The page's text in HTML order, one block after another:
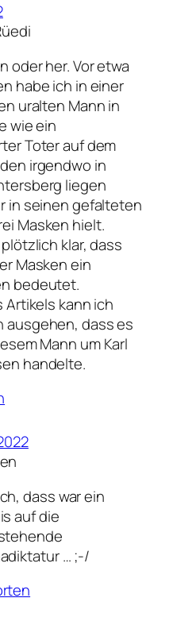
oder her. Vor etwa
habe ich in einer
uralten Mann in
wie ein
Toter auf dem
irgendwo in
liegen
in seinen gefalteten
Masken hielt.
klar, dass
Masken ein
bedeutet.
Artikels kann ich
ausgehen, dass es
Mann um Karl
handelte.
dass war ein
auf die
… ;-/